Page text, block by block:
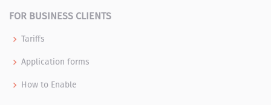
FOR BUSINESS CLIENTS
Tariffs
Application forms
How to Enable